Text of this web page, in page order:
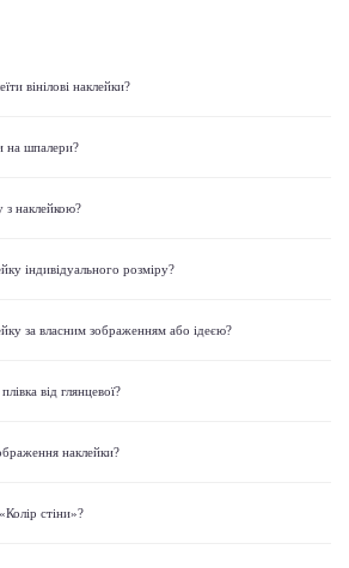
вінілові наклейки?
на шпалери?
наклейкою?
індивідуального розміру?
за власним зображенням або ідеєю?
від глянцевої?
наклейки?
стіни»?